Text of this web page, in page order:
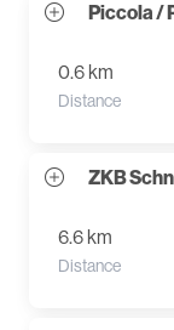
Piccola /
0.6 km
Distance
ZKB
6.6 km
Distance